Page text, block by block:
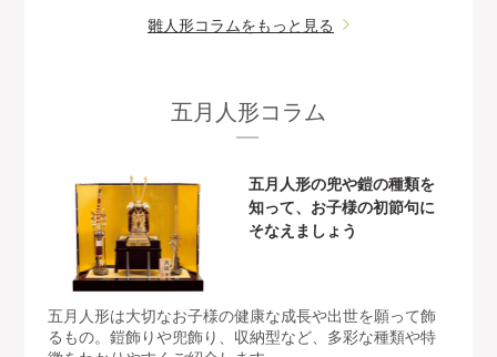
雛人形コラムをもっと見る
五月人形コラム
五月人形の兜や鎧の種類を
知って、お子様の初節句に
そなえましょう
五月人形は大切なお子様の健康な成長や出世を願って飾
るもの。鎧飾りや兜飾り、収納型など、多彩な種類や特